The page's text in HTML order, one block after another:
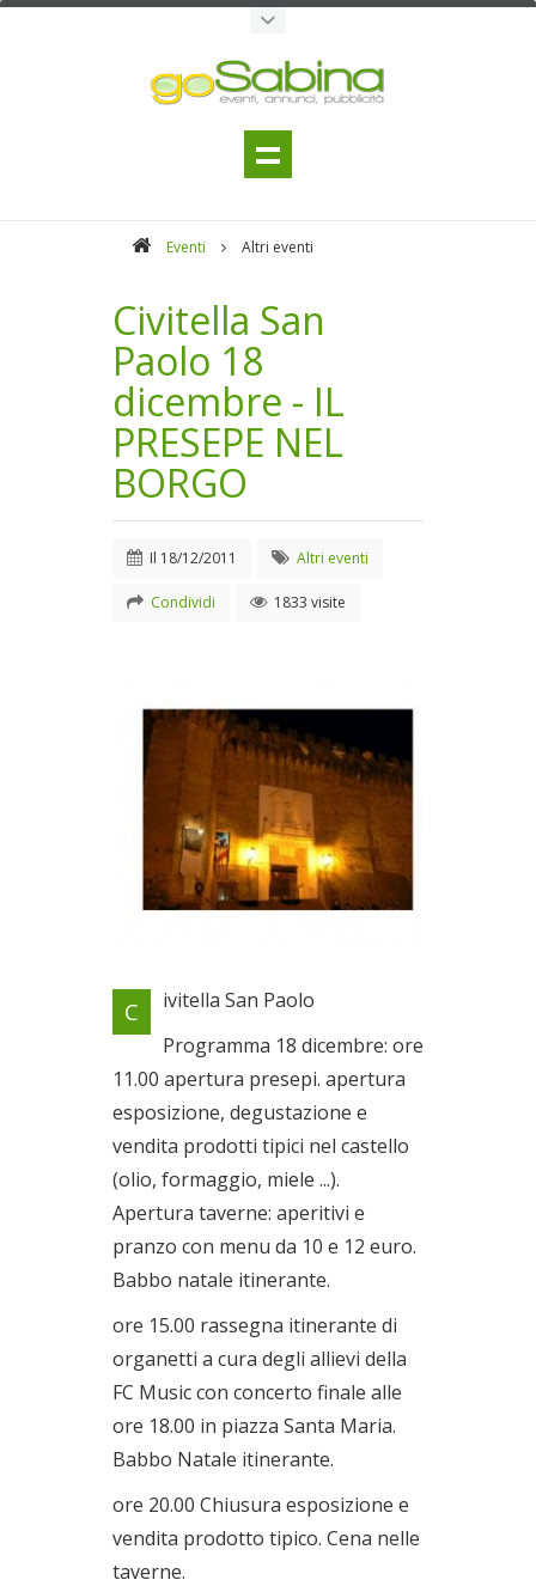
Eventi Altri eventi
Civitella San
Paolo 18
dicembre - IL
PRESEPE NEL
BORGO
Il 18/12/2011 Altri eventi
Condividi 1833 visite
Locandina evento
Il 18/12/2011
C
ivitella San Paolo
Programma 18 dicembre: ore
11.00 apertura presepi. apertura
esposizione, degustazione e
vendita prodotti tipici nel castello
(olio, formaggio, miele ...).
Apertura taverne: aperitivi e
pranzo con menu da 10 e 12 euro.
Babbo natale itinerante.
ore 15.00 rassegna itinerante di
organetti a cura degli allievi della
FC Music con concerto finale alle
ore 18.00 in piazza Santa Maria.
Babbo Natale itinerante.
ore 20.00 Chiusura esposizione e
vendita prodotto tipico. Cena nelle
taverne.